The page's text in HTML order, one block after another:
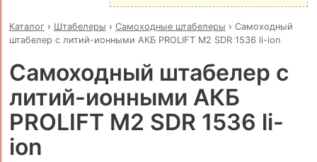
Каталог› Штабелеры › Самоходные штабелеры › Самоходный
штабелер с литий-ионными АКБ PROLIFT M2 SDR 1536 li-ion
Самоходный штабелер с
литий-ионными АКБ
PROLIFT M2 SDR 1536 li-
ion